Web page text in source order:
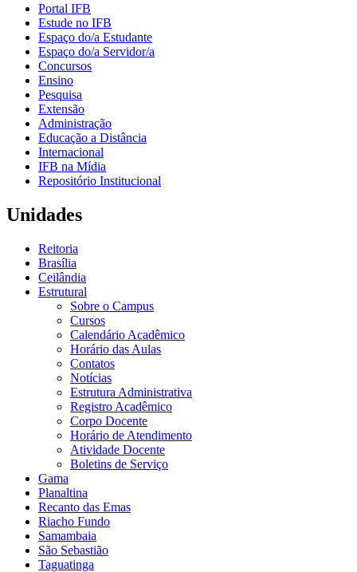
Portal IFB
Estude no IFB
Espaço do/a Estudante
Espaço do/a Servidor/a
Concursos
Ensino
Pesquisa
Extensão
Administração
Educação a Distância
Internacional
IFB na Mídia
Repositório Institucional
Unidades
Reitoria
Brasília
Ceilândia
Estrutural
Sobre o Campus
Cursos
Calendário Acadêmico
Horário das Aulas
Contatos
Notícias
Estrutura Administrativa
Registro Acadêmico
Corpo Docente
Horário de Atendimento
Atividade Docente
Boletins de Serviço
Gama
Planaltina
Recanto das Emas
Riacho Fundo
Samambaia
São Sebastião
Taguatinga